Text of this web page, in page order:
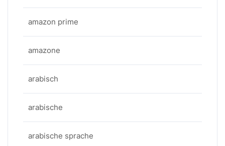
amazon prime
amazone
arabisch
arabische
arabische sprache